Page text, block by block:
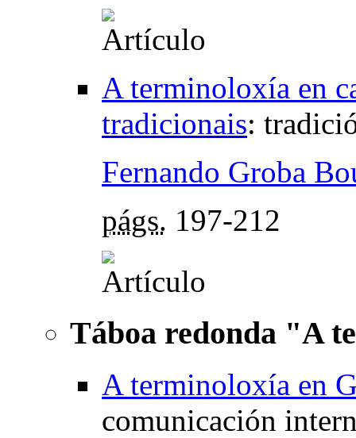
A terminoloxía en
tradicionais:
Fernando Groba
págs. 197-212
Táboa redonda "A
A terminoloxía en
comunicación